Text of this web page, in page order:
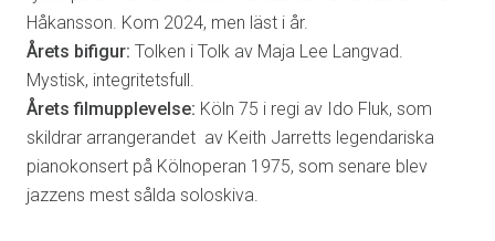
Håkansson. Kom 2024, men läst i år.
Årets bifigur: Tolken i Tolk av Maja Lee Langvad.
Mystisk, integritetsfull.
Årets filmupplevelse: Köln 75 i regi av Ido Fluk, som
skildrar arrangerandet av Keith Jarretts legendariska
pianokonsert på Kölnoperan 1975, som senare blev
jazzens mest sålda soloskiva.